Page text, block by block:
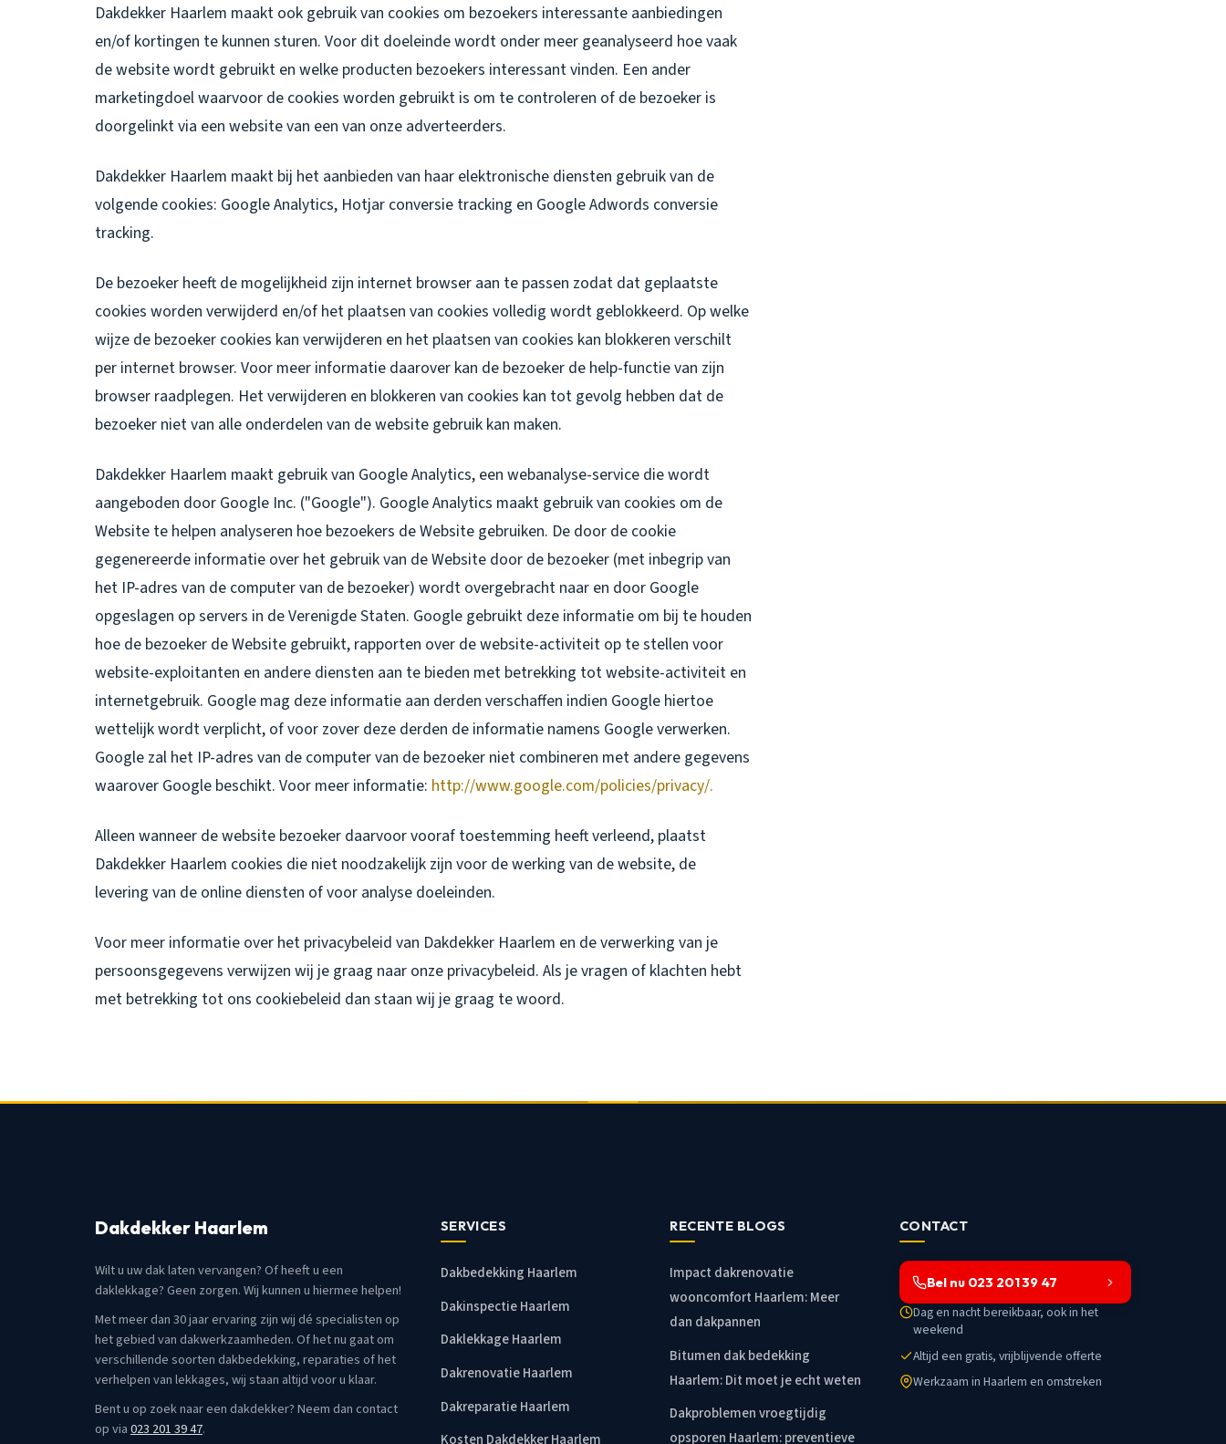
Dakdekker Haarlem maakt ook gebruik van cookies om bezoekers interessante aanbiedingen
en/of kortingen te kunnen sturen. Voor dit doeleinde wordt onder meer geanalyseerd hoe vaak
de website wordt gebruikt en welke producten bezoekers interessant vinden. Een ander
marketingdoel waarvoor de cookies worden gebruikt is om te controleren of de bezoeker is
doorgelinkt via een website van een van onze adverteerders.
Dakdekker Haarlem maakt bij het aanbieden van haar elektronische diensten gebruik van de
volgende cookies: Google Analytics, Hotjar conversie tracking en Google Adwords conversie
tracking.
De bezoeker heeft de mogelijkheid zijn internet browser aan te passen zodat dat geplaatste
cookies worden verwijderd en/of het plaatsen van cookies volledig wordt geblokkeerd. Op welke
wijze de bezoeker cookies kan verwijderen en het plaatsen van cookies kan blokkeren verschilt
per internet browser. Voor meer informatie daarover kan de bezoeker de help-functie van zijn
browser raadplegen. Het verwijderen en blokkeren van cookies kan tot gevolg hebben dat de
bezoeker niet van alle onderdelen van de website gebruik kan maken.
Dakdekker Haarlem maakt gebruik van Google Analytics, een webanalyse-service die wordt
aangeboden door Google Inc. ("Google"). Google Analytics maakt gebruik van cookies om de
Website te helpen analyseren hoe bezoekers de Website gebruiken. De door de cookie
gegenereerde informatie over het gebruik van de Website door de bezoeker (met inbegrip van
het IP-adres van de computer van de bezoeker) wordt overgebracht naar en door Google
opgeslagen op servers in de Verenigde Staten. Google gebruikt deze informatie om bij te houden
hoe de bezoeker de Website gebruikt, rapporten over de website-activiteit op te stellen voor
website-exploitanten en andere diensten aan te bieden met betrekking tot website-activiteit en
internetgebruik. Google mag deze informatie aan derden verschaffen indien Google hiertoe
wettelijk wordt verplicht, of voor zover deze derden de informatie namens Google verwerken.
Google zal het IP-adres van de computer van de bezoeker niet combineren met andere gegevens
waarover Google beschikt. Voor meer informatie: http://www.google.com/policies/privacy/.
Alleen wanneer de website bezoeker daarvoor vooraf toestemming heeft verleend, plaatst
Dakdekker Haarlem cookies die niet noodzakelijk zijn voor de werking van de website, de
levering van de online diensten of voor analyse doeleinden.
Voor meer informatie over het privacybeleid van Dakdekker Haarlem en de verwerking van je
persoonsgegevens verwijzen wij je graag naar onze privacybeleid. Als je vragen of klachten hebt
met betrekking tot ons cookiebeleid dan staan wij je graag te woord.
Dakdekker Haarlem
Wilt u uw dak laten vervangen? Of heeft u een
daklekkage? Geen zorgen. Wij kunnen u hiermee helpen!
Met meer dan 30 jaar ervaring zijn wij dé specialisten op
het gebied van dakwerkzaamheden. Of het nu gaat om
verschillende soorten dakbedekking, reparaties of het
verhelpen van lekkages, wij staan altijd voor u klaar.
Bent u op zoek naar een dakdekker? Neem dan contact
op via023 201 39 47.
SERVICES
Dakbedekking Haarlem
Dakinspectie Haarlem
Daklekkage Haarlem
Dakrenovatie Haarlem
Dakreparatie Haarlem
Kosten Dakdekker Haarlem
RECENTE BLOGS
Impact dakrenovatie
wooncomfort Haarlem: Meer
dan dakpannen
Bitumen dak bedekking
Haarlem: Dit moet je echt weten
Dakproblemen vroegtijdig
opsporen Haarlem: preventieve
CONTACT
Bel nu 023 201 39 47
Dag en nacht bereikbaar, ook in het
weekend
Altijd een gratis, vrijblijvende offerte
Werkzaam in Haarlem en omstreken